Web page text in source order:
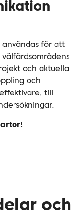
användas för att
och aktuella
och
till
och